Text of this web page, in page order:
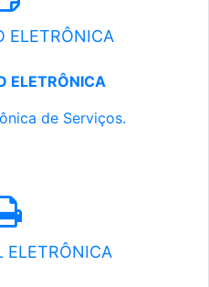
ELETRÔNICA
ELETRÔNICA
de Serviços.
ELETRÔNICA